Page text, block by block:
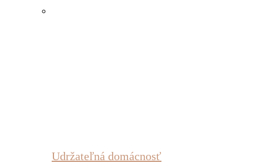
Udržateľná domácnosť